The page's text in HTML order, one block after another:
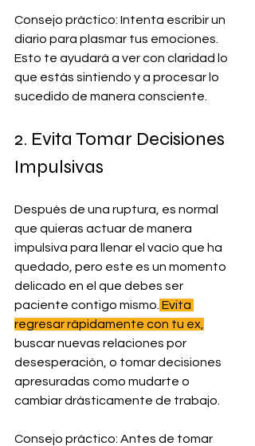
Consejo práctico: Intenta escribir un
diario para plasmar tus emociones.
Esto te ayudará a ver con claridad lo
que estás sintiendo y a procesar lo
sucedido de manera consciente.
2. Evita Tomar Decisiones
Impulsivas
Después de una ruptura, es normal
que quieras actuar de manera
impulsiva para llenar el vacío que ha
quedado, pero este es un momento
delicado en el que debes ser
paciente contigo mismo. Evita
regresar rápidamente con tu ex,
buscar nuevas relaciones por
desesperación, o tomar decisiones
apresuradas como mudarte o
cambiar drásticamente de trabajo.
Consejo práctico: Antes de tomar